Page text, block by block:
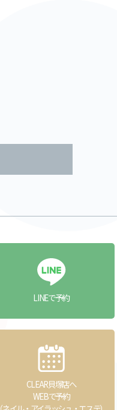
LINEで予約
CLEAR貝塚店へ
WEBで予約